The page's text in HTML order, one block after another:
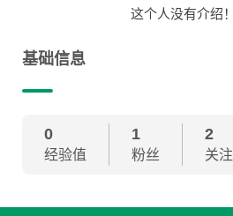
这个人没有介绍！
基础信息
0
经验值
1
粉丝
2
关注